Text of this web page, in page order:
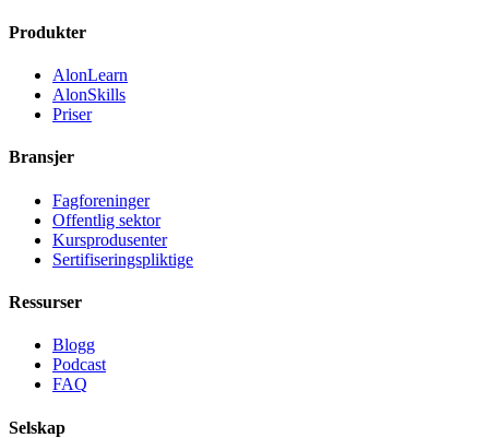
Produkter
AlonLearn
AlonSkills
Priser
Bransjer
Fagforeninger
Offentlig sektor
Kursprodusenter
Sertifiseringspliktige
Ressurser
Blogg
Podcast
FAQ
Selskap